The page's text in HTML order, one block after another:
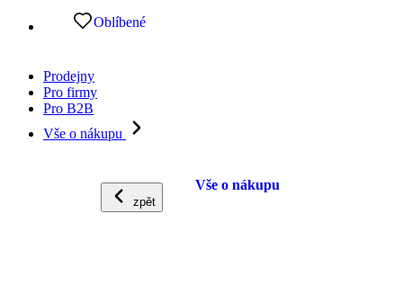
Oblíbené
Prodejny
Pro firmy
Pro B2B
Vše o nákupu
zpět
Vše o nákupu